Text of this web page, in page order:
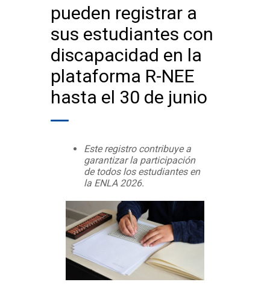
pueden registrar a
sus estudiantes con
discapacidad en la
plataforma R-NEE
hasta el 30 de junio
Este registro contribuye a
garantizar la participación
de todos los estudiantes en
la ENLA 2026.